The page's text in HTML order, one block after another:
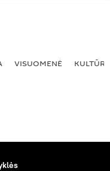
VISUOMENĖ KULTŪRA